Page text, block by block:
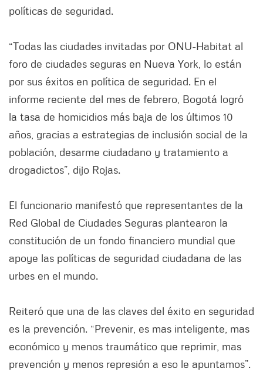
políticas de seguridad.
“Todas las ciudades invitadas por ONU-Habitat al
foro de ciudades seguras en Nueva York, lo están
por sus éxitos en política de seguridad. En el
informe reciente del mes de febrero, Bogotá logró
la tasa de homicidios más baja de los últimos 10
años, gracias a estrategias de inclusión social de la
población, desarme ciudadano y tratamiento a
drogadictos”, dijo Rojas.
El funcionario manifestó que representantes de la
Red Global de Ciudades Seguras plantearon la
constitución de un fondo financiero mundial que
apoye las políticas de seguridad ciudadana de las
urbes en el mundo.
Reiteró que una de las claves del éxito en seguridad
es la prevención. “Prevenir, es mas inteligente, mas
económico y menos traumático que reprimir, mas
prevención y menos represión a eso le apuntamos”.